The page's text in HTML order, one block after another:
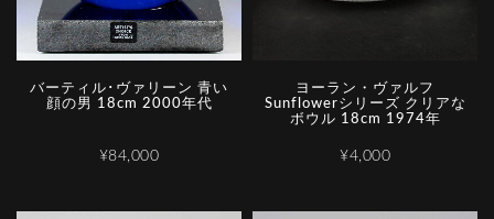
バーティル･ヴァリーン 青い
顔の男 18cm 2000年代
¥84,000
ヨーラン・ヴァルフ
Sunflowerシリーズ クリアな
ボウル 18cm 1974年
¥4,000